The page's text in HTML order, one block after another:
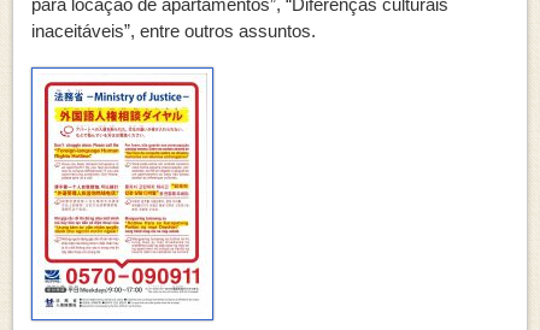
inaceitáveis”, entre outros assuntos.